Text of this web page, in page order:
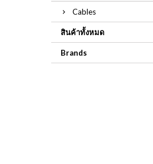
Cables
สินค้าทั้งหมด
Brands